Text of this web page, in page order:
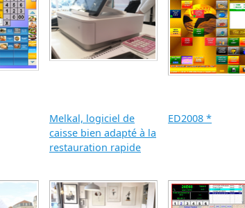
Melkal, logiciel de
caisse bien adapté à la
restauration rapide
ED2008 *